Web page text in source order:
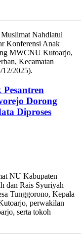
Nahdlatul
Konferensi Anak
MWCNU Kutoarjo,
Kecamatan
2025).
Dorong
Diproses
NU Kabupaten
dan Rais Syuriyah
Tunggorono, Kepala
perwakilan
serta tokoh